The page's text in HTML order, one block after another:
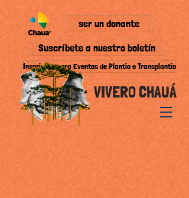
ser un donante
Suscríbete a nuestro boletín
Inscrições para Eventos de Plantio e Transplantio
VIVERO CHAUÁ